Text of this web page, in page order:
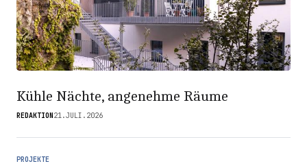
Kühle Nächte, angenehme Räume
REDAKTION 21.JULI.2026
PROJEKTE